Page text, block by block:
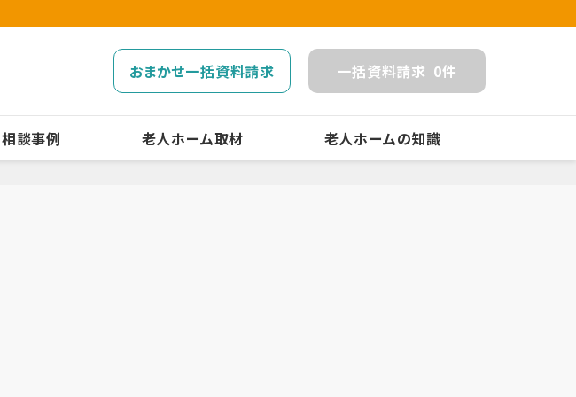
おまかせ一括資料請求 一括資料請求 0件
相談事例 老人ホーム取材 老人ホームの知識